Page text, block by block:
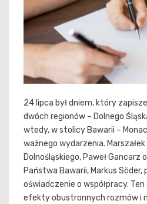
24 lipca był dniem, który
dwóch regionów – Dolnego
wtedy, w stolicy Bawarii –
ważnego wydarzenia.
Dolnośląskiego, Paweł Gancarz
Państwa Bawarii, Markus Söder,
oświadczenie o współpracy.
efekty obustronnych rozmów i